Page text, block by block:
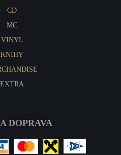
CD
MC
VINYL
KNIHY
EXTRA
DOPRAVA